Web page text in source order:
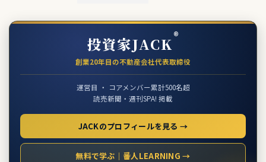
投資家JACK®
創業20年目の不動産会社代表取締役
運営目 ・ コアメンバー累計500名超
読売新聞・週刊SPA! 掲載
JACKのプロフィールを見る →
無料で学ぶ｜番人LEARNING →